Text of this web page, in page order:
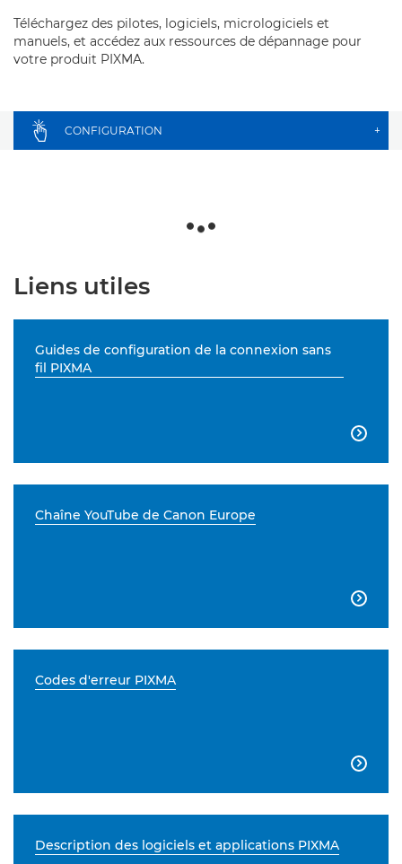
Téléchargez des pilotes, logiciels, micrologiciels et
manuels, et accédez aux ressources de dépannage pour
votre produit PIXMA.
CONFIGURATION +
Liens utiles
Guides de configuration de la connexion sans
fil PIXMA

Chaîne YouTube de Canon Europe

Codes d'erreur PIXMA

Description des logiciels et applications PIXMA